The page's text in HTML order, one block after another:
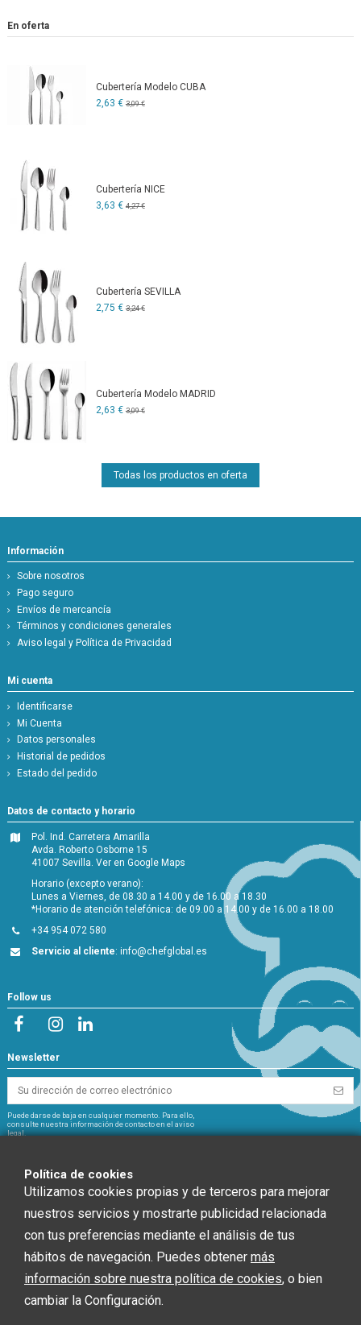
En oferta
Cubertería Modelo CUBA
2,63 € 3,09 €
Cubertería NICE
3,63 € 4,27 €
Cubertería SEVILLA
2,75 € 3,24 €
Cubertería Modelo MADRID
2,63 € 3,09 €
Todas los productos en oferta
Información
Sobre nosotros
Pago seguro
Envíos de mercancía
Términos y condiciones generales
Aviso legal y Política de Privacidad
Mi cuenta
Identificarse
Mi Cuenta
Datos personales
Historial de pedidos
Estado del pedido
Datos de contacto y horario
Pol. Ind. Carretera Amarilla
Avda. Roberto Osborne 15
41007 Sevilla.Ver en Google Maps
Horario (excepto verano):
Lunes a Viernes, de 08.30 a 14.00 y de 16.00 a 18.30
*Horario de atención telefónica: de 09.00 a 14.00 y de 16.00 a 18.00
+34 954 072 580
Servicio al cliente:info@chefglobal.es
Follow us
Newsletter
Puede darse de baja en cualquier momento. Para ello,
consulte nuestra información de contacto en el aviso
legal.
CHEF GLOBAL 2014 SOCIEDAD LIMITADA ha recibido una ayuda de la Unión
Europea con cargo al Fondo NextGenerationEU, en el marco del Plan de
Recuperación, Trasformación y Resiliencia, para INSTALACIÓN SOLAR
almacenamiento, con fuentes de Energía renovable, así como la
Política de cookies
Utilizamos cookies propias y de terceros para mejorar
nuestros servicios y mostrarte publicidad relacionada
con tus preferencias mediante el análisis de tus
hábitos de navegación. Puedes obtener más
información sobre nuestra política de cookies, o bien
cambiar la Configuración.